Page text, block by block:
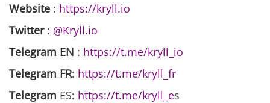
Website : https://kryll.io
Twitter: @Kryll.io
Telegram EN : https://t.me/kryll_io
Telegram FR: https://t.me/kryll_fr
Telegram ES: https://t.me/kryll_es